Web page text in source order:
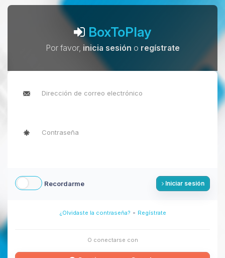
BoxToPlay
Por favor, inicia sesión o regístrate
Recordarme Iniciar sesión
¿Olvidaste la contraseña? - Regístrate
O conectarse con